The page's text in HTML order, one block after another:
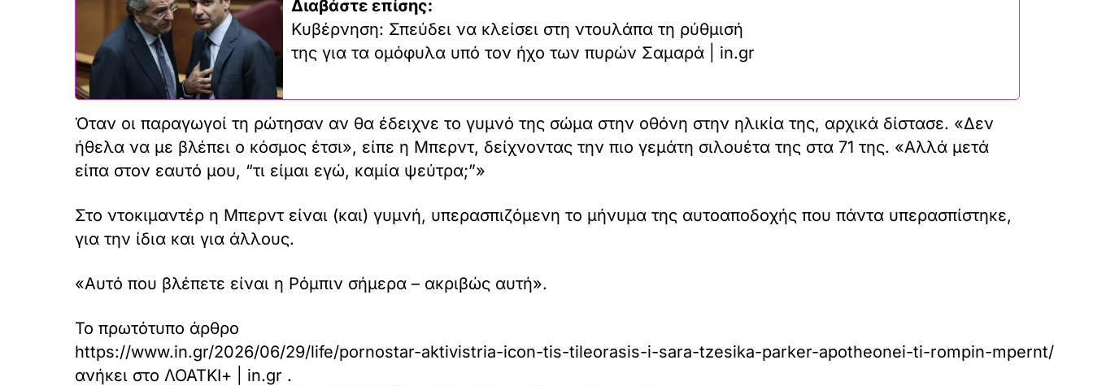
Διαβάστε επίσης:
Κυβέρνηση: Σπεύδει να κλείσει στη ντουλάπα τη ρύθμισή
της για τα ομόφυλα υπό τον ήχο των πυρών Σαμαρά | in.gr
Όταν οι παραγωγοί τη ρώτησαν αν θα έδειχνε το γυμνό της σώμα στην οθόνη στην ηλικία της, αρχικά δίστασε. «Δεν
ήθελα να με βλέπει ο κόσμος έτσι», είπε η Μπερντ, δείχνοντας την πιο γεμάτη σιλουέτα της στα 71 της. «Αλλά μετά
είπα στον εαυτό μου, “τι είμαι εγώ, καμία ψεύτρα;”»
Στο ντοκιμαντέρ η Μπερντ είναι (και) γυμνή, υπερασπιζόμενη το μήνυμα της αυτοαποδοχής που πάντα υπερασπίστηκε,
για την ίδια και για άλλους.
«Αυτό που βλέπετε είναι η Ρόμπιν σήμερα – ακριβώς αυτή».
Το πρωτότυπο άρθρο
https://www.in.gr/2026/06/29/life/pornostar-aktivistria-icon-tis-tileorasis-i-sara-tzesika-parker-apotheonei-ti-rompin-mpernt/
ανήκει στο ΛΟΑΤΚΙ+ | in.gr .